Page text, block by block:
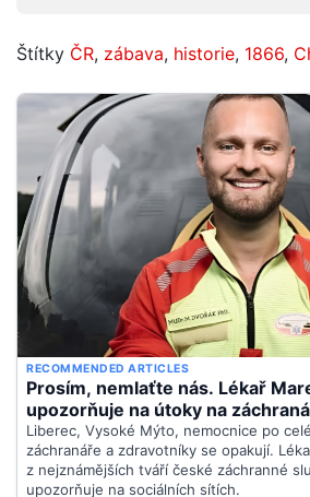
Štítky ČR, zábava, historie, 1866,